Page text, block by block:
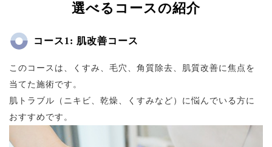
選べるコースの紹介
コース1: 肌改善コース
このコースは、くすみ、毛穴、角質除去、肌質改善に焦点を
当てた施術です。
肌トラブル（ニキビ、乾燥、くすみなど）に悩んでいる方に
おすすめです。